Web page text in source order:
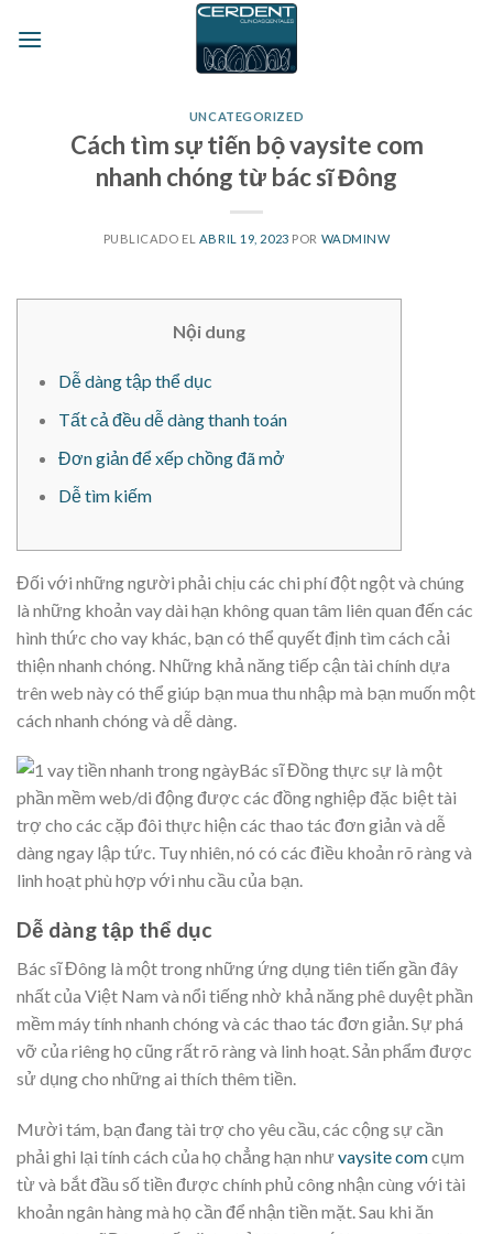
UNCATEGORIZED
Cách tìm sự tiến bộ vaysite com
nhanh chóng từ bác sĩ Đông
PUBLICADO EL ABRIL 19, 2023 POR WADMINW
Nội dung
Dễ dàng tập thể dục
Tất cả đều dễ dàng thanh toán
Đơn giản để xếp chồng đã mở
Dễ tìm kiếm
Đối với những người phải chịu các chi phí đột ngột và chúng
là những khoản vay dài hạn không quan tâm liên quan đến các
hình thức cho vay khác, bạn có thể quyết định tìm cách cải
thiện nhanh chóng. Những khả năng tiếp cận tài chính dựa
trên web này có thể giúp bạn mua thu nhập mà bạn muốn một
cách nhanh chóng và dễ dàng.
Bác sĩ Đồng thực sự là một
phần mềm web/di động được các đồng nghiệp đặc biệt tài
trợ cho các cặp đôi thực hiện các thao tác đơn giản và dễ
dàng ngay lập tức. Tuy nhiên, nó có các điều khoản rõ ràng và
linh hoạt phù hợp với nhu cầu của bạn.
Dễ dàng tập thể dục
Bác sĩ Đông là một trong những ứng dụng tiên tiến gần đây
nhất của Việt Nam và nổi tiếng nhờ khả năng phê duyệt phần
mềm máy tính nhanh chóng và các thao tác đơn giản. Sự phá
vỡ của riêng họ cũng rất rõ ràng và linh hoạt. Sản phẩm được
sử dụng cho những ai thích thêm tiền.
Mười tám, bạn đang tài trợ cho yêu cầu, các cộng sự cần
phải ghi lại tính cách của họ chẳng hạn nhưvaysite comcụm
từ và bắt đầu số tiền được chính phủ công nhận cùng với tài
khoản ngân hàng mà họ cần để nhận tiền mặt. Sau khi ăn